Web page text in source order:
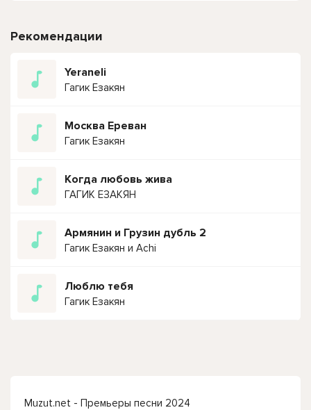
Рекомендации
Yeraneli
Гагик Езакян
Москва Ереван
Гагик Езакян
Когда любовь жива
ГАГИК ЕЗАКЯН
Армянин и Грузин дубль 2
Гагик Езакян и Achi
Люблю тебя
Гагик Езакян
Muzut.net - Премьеры песни 2024